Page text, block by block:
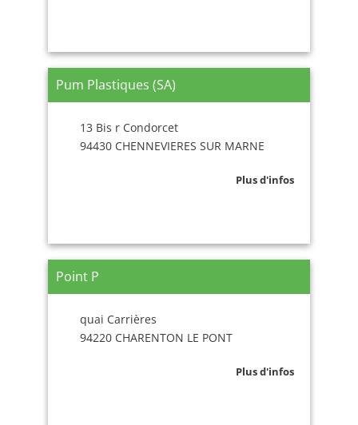
Pum Plastiques (SA)
13 Bis r Condorcet
94430 CHENNEVIERES SUR MARNE
Plus d'infos
Point P
quai Carrières
94220 CHARENTON LE PONT
Plus d'infos